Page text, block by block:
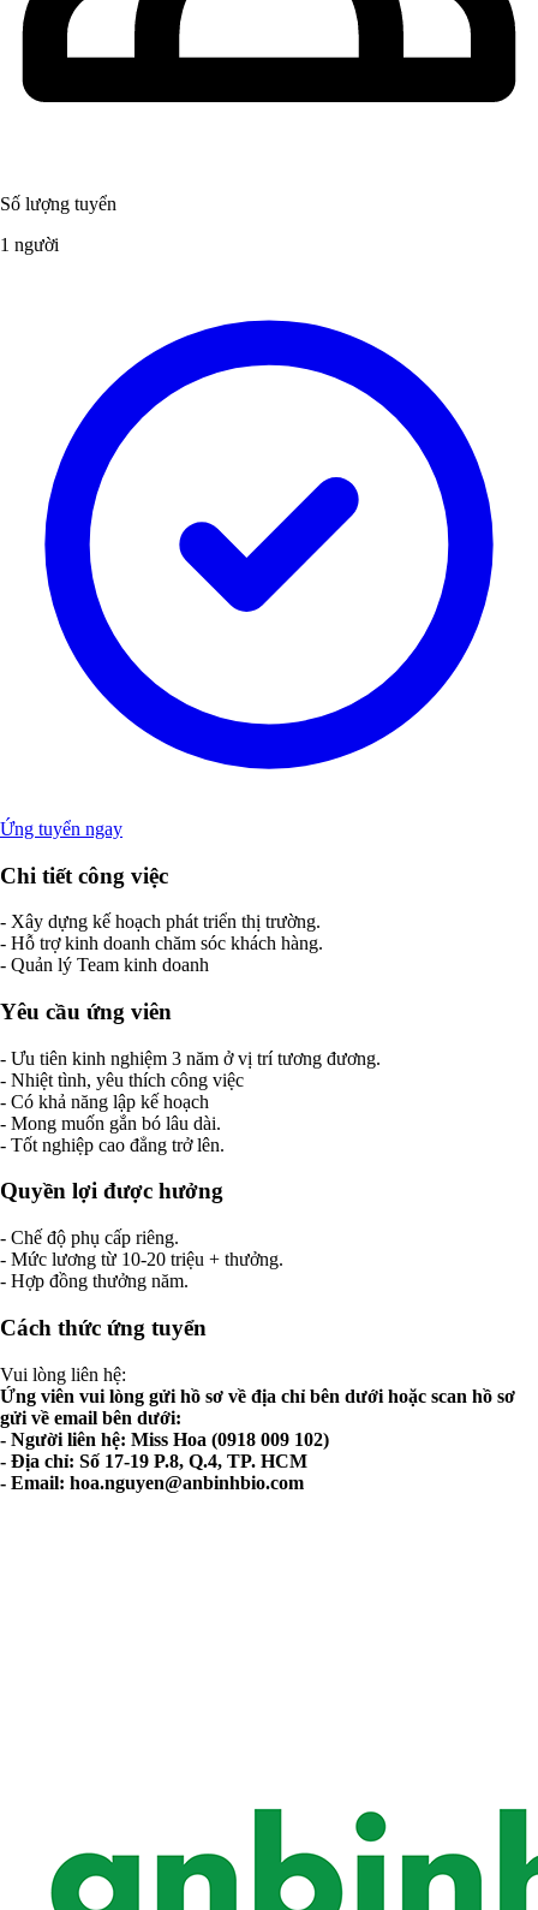
Số lượng tuyển
1 người
Ứng tuyển ngay
Chi tiết công việc
- Xây dựng kế hoạch phát triển thị trường.
- Hỗ trợ kinh doanh chăm sóc khách hàng.
- Quản lý Team kinh doanh
Yêu cầu ứng viên
- Ưu tiên kinh nghiệm 3 năm ở vị trí tương đương.
- Nhiệt tình, yêu thích công việc
- Có khả năng lập kế hoạch
- Mong muốn gắn bó lâu dài.
- Tốt nghiệp cao đẳng trở lên.
Quyền lợi được hưởng
- Chế độ phụ cấp riêng.
- Mức lương từ 10-20 triệu + thưởng.
- Hợp đồng thưởng năm.
Cách thức ứng tuyển
Vui lòng liên hệ:
Ứng viên vui lòng gửi hồ sơ về địa chỉ bên dưới hoặc scan hồ sơ
gửi về email bên dưới:
- Người liên hệ: Miss Hoa (0918 009 102)
- Địa chỉ: Số 17-19 P.8, Q.4, TP. HCM
- Email: hoa.nguyen@anbinhbio.com